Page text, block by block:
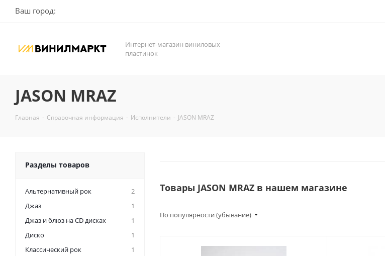
Ваш город:
Интернет-магазин виниловых
пластинок
JASON MRAZ
Главная - Справочная информация - Исполнители - JASON MRAZ
Товары JASON MRAZ в нашем магазине
По популярности (убывание)
Разделы товаров
Альтернативный рок
2
Джаз
1
Джаз и блюз на CD дисках
1
Диско
1
Классический рок
1